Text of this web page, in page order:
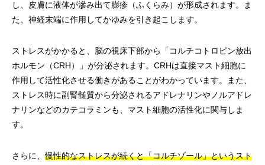
し、皮膚に液体が滲み出て膨疹（ふくらみ）が形成されます。ま
た、神経末端に作用してかゆみを引き起こします。
ストレスがかかると、脳の視床下部から「コルチコトロピン放出
ホルモン（CRH）」が分泌されます。CRHは直接マスト細胞に
作用して活性化させる働きがあることがわかっています。また、
ストレス時に副腎髄質から分泌されるアドレナリンやノルアドレ
ナリンなどのカテコラミンも、マスト細胞の活性化に関与しま
す。
さらに、慢性的なストレスが続くと「コルチゾール」というスト